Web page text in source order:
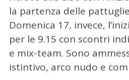
la partenza delle
Domenica 17, invece,
per le 9.15 con scontri
e mix-team. Sono
istintivo, arco nudo e